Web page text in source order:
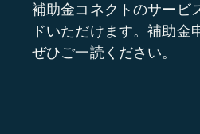
補助金コネクトのサービ
ドいただけます。補助金
ぜひご一読ください。